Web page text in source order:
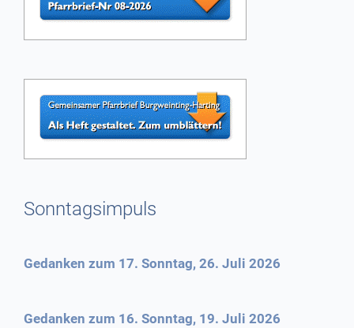
Sonntagsimpuls
Gedanken zum 17. Sonntag, 26. Juli 2026
Gedanken zum 16. Sonntag, 19. Juli 2026